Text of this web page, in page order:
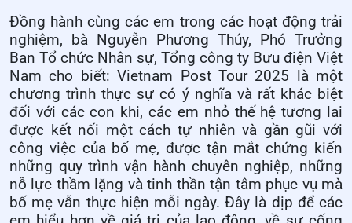
Đồng hành cùng các em trong các hoạt động trải
nghiệm, bà Nguyễn Phương Thúy, Phó Trưởng
Ban Tổ chức Nhân sự, Tổng công ty Bưu điện Việt
Nam cho biết: Vietnam Post Tour 2025 là một
chương trình thực sự có ý nghĩa và rất khác biệt
đối với các con khi, các em nhỏ thế hệ tương lai
được kết nối một cách tự nhiên và gần gũi với
công việc của bố mẹ, được tận mắt chứng kiến
những quy trình vận hành chuyên nghiệp, những
nỗ lực thầm lặng và tinh thần tận tâm phục vụ mà
bố mẹ vẫn thực hiện mỗi ngày. Đây là dịp để các